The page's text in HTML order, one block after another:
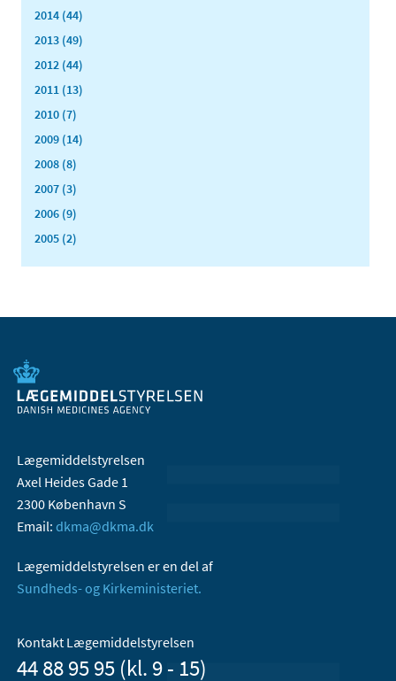
2014 (44)
2013 (49)
2012 (44)
2011 (13)
2010 (7)
2009 (14)
2008 (8)
2007 (3)
2006 (9)
2005 (2)
Lægemiddelstyrelsen
Axel Heides Gade 1
2300 København S
Email: dkma@dkma.dk
Lægemiddelstyrelsen er en del af
Sundheds- og Kirkeministeriet.
Kontakt Lægemiddelstyrelsen
44 88 95 95 (kl. 9 - 15)